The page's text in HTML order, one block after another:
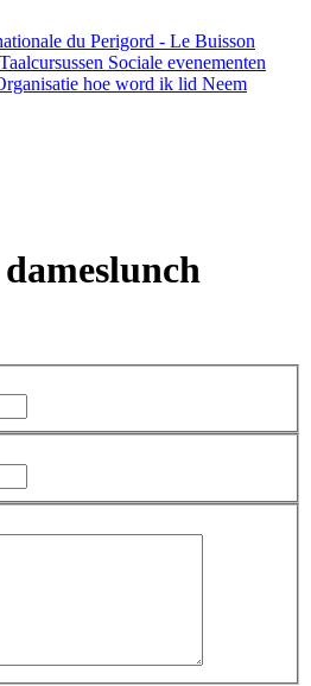
du Perigord - Le Buisson
Taalcursussen Sociale evenementen
hoe word ik lid Neem